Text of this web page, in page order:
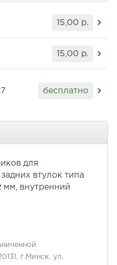
15,00 р.
15,00 р.
бесплатно
для
втулок типа
мм, внутренний
г.Минск, ул.